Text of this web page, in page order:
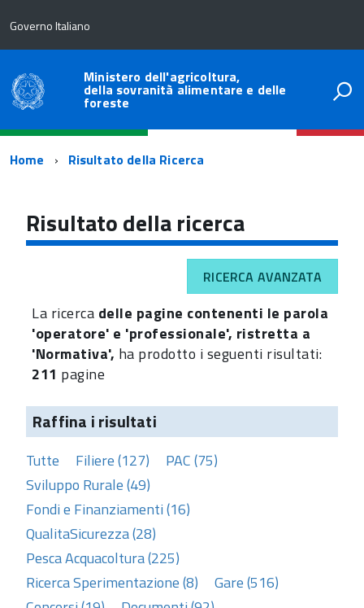
Governo Italiano
Ministero dell'agricoltura,
della sovranità alimentare e delle
foreste
Percorso
navigazione
Home Risultato della Ricerca
Risultato della ricerca
RICERCA AVANZATA
La ricerca delle pagine contenenti le parola
'operatore' e 'professionale', ristretta a
'Normativa', ha prodotto i seguenti risultati:
211 pagine
Raffina i risultati
Tutte Filiere (127)
PAC (75)
Sviluppo Rurale (49)
Fondi e Finanziamenti (16)
QualitaSicurezza (28)
Pesca Acquacoltura (225)
Ricerca Sperimentazione (8)
Gare (516)